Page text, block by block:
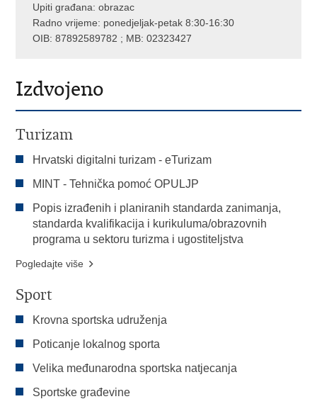
Upiti građana:obrazac
Radno vrijeme: ponedjeljak-petak 8:30-16:30
OIB: 87892589782 ; MB: 02323427
Izdvojeno
Turizam
Hrvatski digitalni turizam - eTurizam
MINT - Tehnička pomoć OPULJP
Popis izrađenih i planiranih standarda zanimanja,
standarda kvalifikacija i kurikuluma/obrazovnih
programa u sektoru turizma i ugostiteljstva
Pogledajte više
Sport
Krovna sportska udruženja
Poticanje lokalnog sporta
Velika međunarodna sportska natjecanja
Sportske građevine